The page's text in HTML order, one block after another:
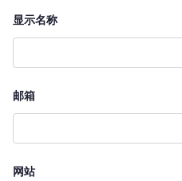
显示名称
邮箱
网站